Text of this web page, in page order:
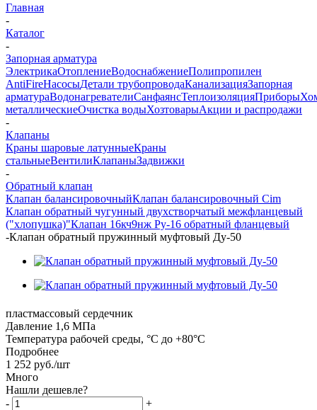
Главная
-
Каталог
-
Запорная арматура
ЭлектрикаОтоплениеВодоснабжениеПолипропилен
AntiFireНасосыДетали трубопроводаКанализацияЗапорная
арматураВодонагревателиСанфаянсТеплоизоляцияПриборы
металлическиеОчистка водыХозтоварыАкции и распродажи
-
Клапаны
Краны шаровые латунныеКраны
стальныеВентилиКлапаныЗадвижки
-
Обратный клапан
Клапан балансировочныйКлапан балансировочный Cim
Клапан обратный чугунный двухстворчатый межфланцевый
("хлопушка)"Клапан 16кч9нж Ру-16 обратный фланцевый
-Клапан обратный пружинный муфтовый Ду-50
пластмассовый сердечник
Давление 1,6 МПа
Температура рабочей среды, °С до +80°С
Подробнее
1 252 руб./шт
Много
Нашли дешевле?
-
+